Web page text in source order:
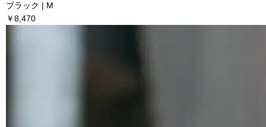
ブラック | M
￥8,470